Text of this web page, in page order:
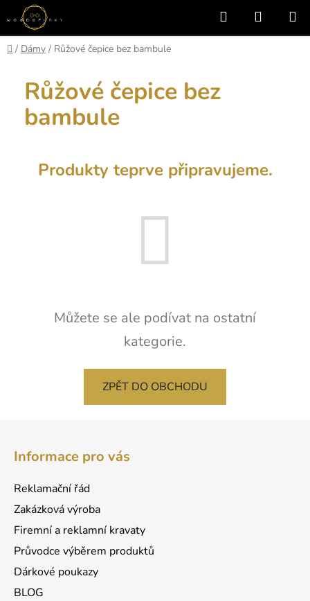
Přejít
na
obsah
Hledat
KOŠÍK
Domů
/ Dámy / Růžové čepice bez bambule
Růžové čepice bez
bambule
Produkty teprve připravujeme.
Můžete se ale podívat na ostatní
kategorie.
ZPĚT DO OBCHODU
Informace pro vás
Reklamační řád
Zakázková výroba
Firemní a reklamní kravaty
Průvodce výběrem produktů
Dárkové poukazy
BLOG